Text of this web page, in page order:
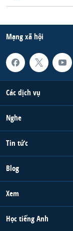
Mạng xã hội
Các dịch vụ
Nghe
Tin tức
Blog
Xem
Học tiếng Anh